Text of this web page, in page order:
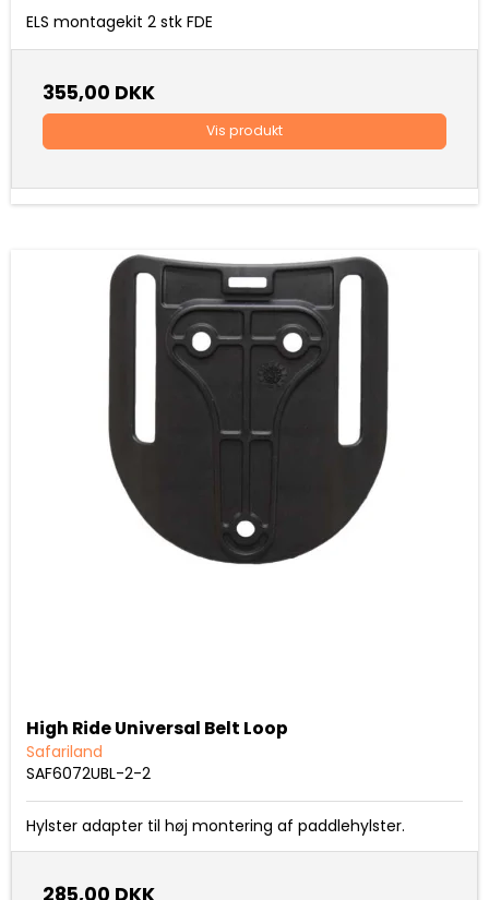
ELS montagekit 2 stk FDE
355,00 DKK
Vis produkt
High Ride Universal Belt Loop
Safariland
SAF6072UBL-2-2
Hylster adapter til høj montering af paddlehylster.